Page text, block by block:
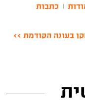
כתבות
בעונה הקודמת >>